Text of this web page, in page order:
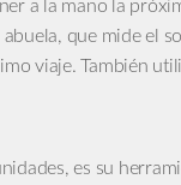
a la mano la
que mide el
viaje. También
es su